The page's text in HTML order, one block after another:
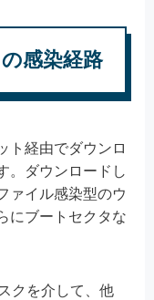
感染経路
ト経由でダウンロ
。ダウンロードし
ァイル感染型のウ
にブートセクタな
クを介して、他